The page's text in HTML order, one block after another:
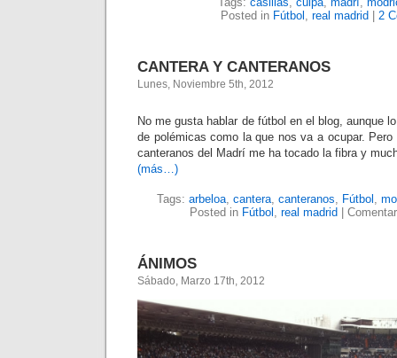
Posted in Fútbol , real madrid 2
CANTERA Y CANTERANOS
Lunes, Noviembre 5th, 2012
No me gusta hablar de fútbol en el blog, aunque
de polémicas como la que nos va a ocupar.
canteranos del Madrí me ha tocado la fibra y
(más…)
Tags: arbeloa, cantera, canteranos, Fútbol ,
Posted in Fútbol , real madrid
ÁNIMOS
Sábado, Marzo 17th, 2012